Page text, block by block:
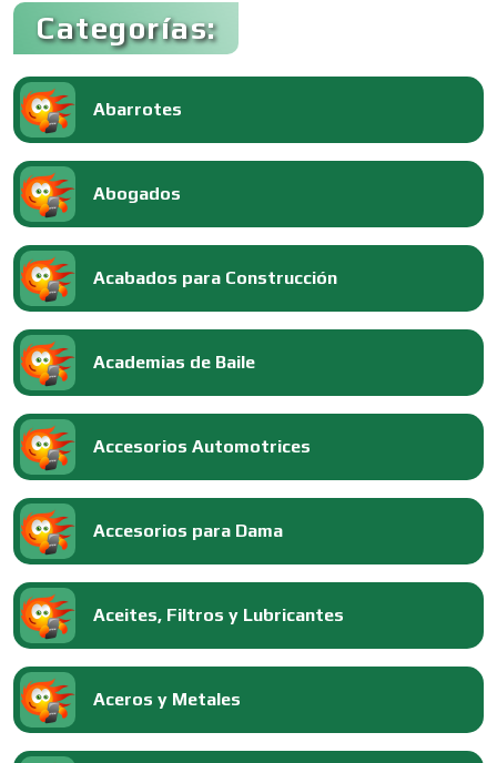
Categorías:
Abarrotes
Abogados
Acabados para Construcción
Academias de Baile
Accesorios Automotrices
Accesorios para Dama
Aceites, Filtros y Lubricantes
Aceros y Metales